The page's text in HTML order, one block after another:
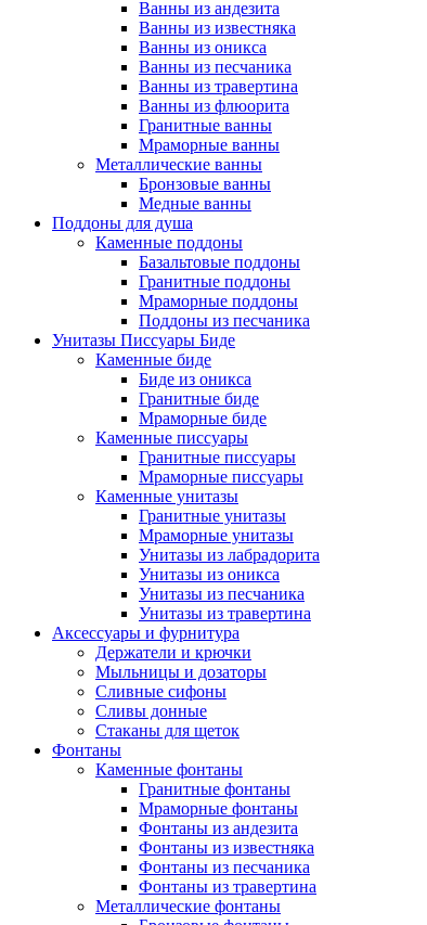
Ванны из андезита
Ванны из известняка
Ванны из оникса
Ванны из песчаника
Ванны из травертина
Ванны из флюорита
Гранитные ванны
Мраморные ванны
Металлические ванны
Бронзовые ванны
Медные ванны
Поддоны для душа
Каменные поддоны
Базальтовые поддоны
Гранитные поддоны
Мраморные поддоны
Поддоны из песчаника
Унитазы Писсуары Биде
Каменные биде
Биде из оникса
Гранитные биде
Мраморные биде
Каменные писсуары
Гранитные писсуары
Мраморные писсуары
Каменные унитазы
Гранитные унитазы
Мраморные унитазы
Унитазы из лабрадорита
Унитазы из оникса
Унитазы из песчаника
Унитазы из травертина
Аксессуары и фурнитура
Держатели и крючки
Мыльницы и дозаторы
Сливные сифоны
Сливы донные
Стаканы для щеток
Фонтаны
Каменные фонтаны
Гранитные фонтаны
Мраморные фонтаны
Фонтаны из андезита
Фонтаны из известняка
Фонтаны из песчаника
Фонтаны из травертина
Металлические фонтаны